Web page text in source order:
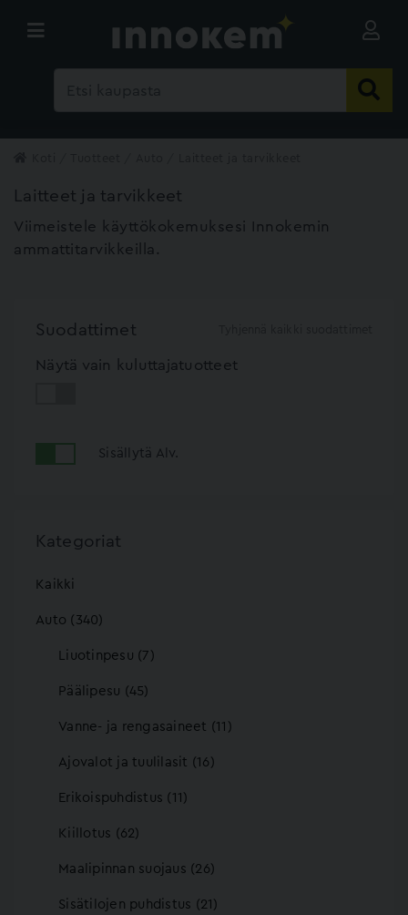
Laitteet ja tarvikkeet
Viimeistele käyttökokemuksesi Innokemin
ammattitarvikkeilla.
Suodattimet
Näytä vain kuluttajatuotteet
Sisällytä Alv.
Kategoriat
Kaikki
Auto (340)
Liuotinpesu (7)
Päälipesu (45)
Vanne- ja rengasaineet (11)
Ajovalot ja tuulilasit (16)
Erikoispuhdistus (11)
Kiillotus (62)
Maalipinnan suojaus (26)
Sisätilojen puhdistus (21)